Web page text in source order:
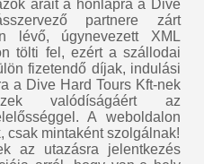
árait a honlapra a Dive
partnere zárt
lévő, úgynevezett XML
tölti fel, ezért a szállodai
fizetendő díjak, indulási
a Dive Hard Tours Kft-nek
valódíságáért az
A weboldalon
csak mintaként szolgálnak!
az utazásra jelentkezés